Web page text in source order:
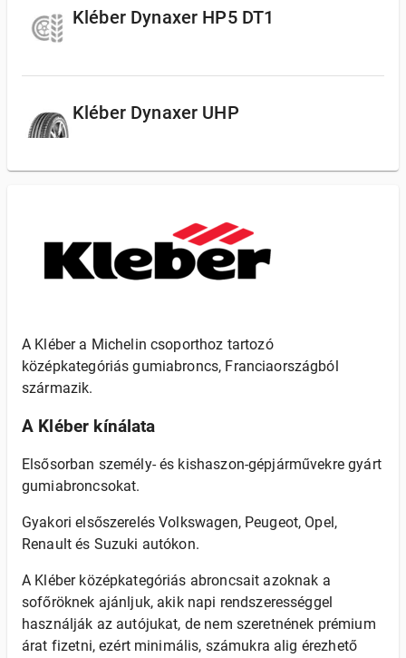
Kléber Dynaxer HP5 DT1
Kléber Dynaxer UHP
A Kléber a Michelin csoporthoz tartozó
középkategóriás gumiabroncs, Franciaországból
származik.
A Kléber kínálata
Elsősorban személy- és kishaszon-gépjárművekre gyárt
gumiabroncsokat.
Gyakori elsőszerelés Volkswagen, Peugeot, Opel,
Renault és Suzuki autókon.
A Kléber középkategóriás abroncsait azoknak a
sofőröknek ajánljuk, akik napi rendszerességgel
használják az autójukat, de nem szeretnének prémium
árat fizetni, ezért minimális, számukra alig érezhető